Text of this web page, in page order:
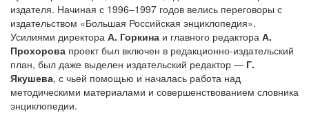
издателя. Начиная с 1996–1997 годов велись переговоры с
издательством «Большая Российская энциклопедия».
Усилиями директора А. Горкина и главного редактора А.
Прохорова проект был включен в редакционно-издательский
план, был даже выделен издательский редактор — Г.
Якушева, с чьей помощью и началась работа над
методическими материалами и совершенствованием словника
энциклопедии.